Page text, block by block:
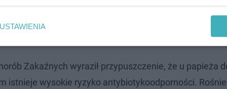
Stefano Nardini powiedział agencji Ansa, że im dłużej
stanie. „Jak zawsze jest w takich sytuacjach, im
Zakaźnych wyraził przypuszczenie, że u papieża
istnieje wysokie ryzyko antybiotykoodporności.
USTAWIENIA